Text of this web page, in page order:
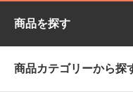
商品を探す
商品カテゴリーから探